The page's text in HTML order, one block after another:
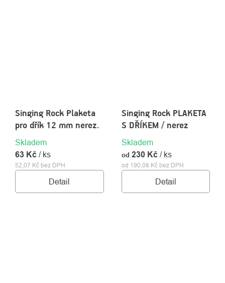
Singing Rock Plaketa
pro dřík 12 mm nerez.
Skladem
52,07 Kč bez DPH
63 Kč / ks
Detail
Singing Rock PLAKETA
S DŘÍKEM / nerez
Skladem
od 190,08 Kč bez DPH
od 230 Kč / ks
Detail